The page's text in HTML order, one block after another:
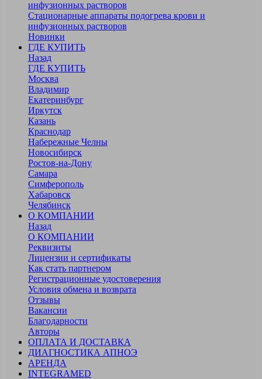
инфузионных растворов
Стационарные аппараты подогрева крови и
инфузионных растворов
Новинки
ГДЕ КУПИТЬ
Назад
ГДЕ КУПИТЬ
Москва
Владимир
Екатеринбург
Иркутск
Казань
Краснодар
Набережные Челны
Новосибирск
Ростов-на-Дону
Самара
Симферополь
Хабаровск
Челябинск
О КОМПАНИИ
Назад
О КОМПАНИИ
Реквизиты
Лицензии и сертификаты
Как стать партнером
Регистрационные удостоверения
Условия обмена и возврата
Отзывы
Вакансии
Благодарности
Авторы
ОПЛАТА И ДОСТАВКА
ДИАГНОСТИКА АПНОЭ
АРЕНДА
INTEGRAMED